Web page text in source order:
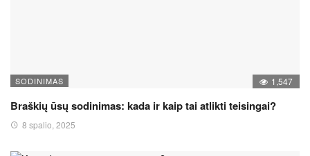
SODINIMAS 1,547
Braškių ūsų sodinimas: kada ir kaip tai atlikti teisingai?
8 spalio, 2025